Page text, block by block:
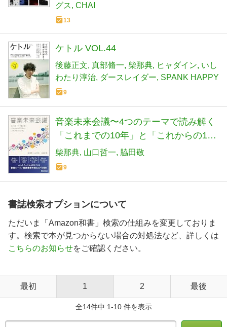
グス CHAI
13
ケトル VOL.44
後藤正文 真部脩一 柴那典 ヒャダイン いし
わたり淳治 ダースレイダー SPANK HAPPY
9
音楽未来会議〜4つのテーマで読み解く
「これまでの10年」と「これからの10
年」(リットーミュージック)
柴那典 山口哲一 脇田敬
9
書誌検索オプションについて
ただいま「Amazon和書」検索の仕組みを変更しておりま
す。検索で本が見つからない場合の対処法など、詳しくは
こちらのお知らせをご確認ください。
最初 1 2 最後
全14件中 1-10 件を表示